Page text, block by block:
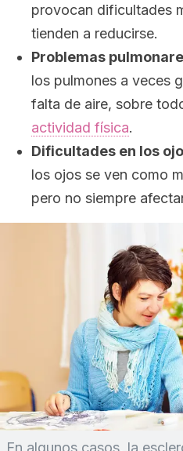
provocan dificultades
tienden a reducirse.
Problemas
los pulmones a veces
falta de aire, sobre
actividad física.
Dificultades en los
los ojos se ven como
pero no siempre
En algunos casos, la